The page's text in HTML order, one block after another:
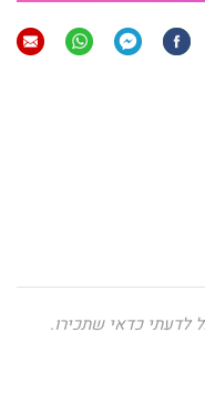
לדעתי כדאי שתכירו.